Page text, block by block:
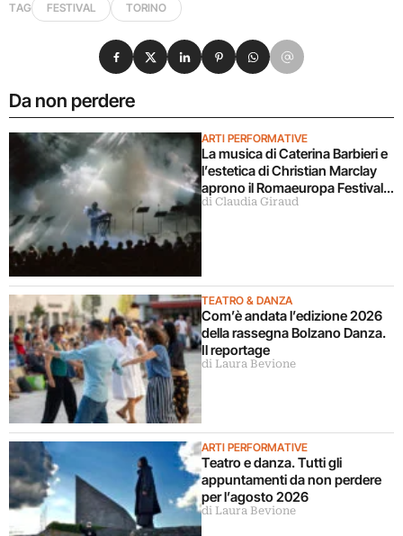
TAG FESTIVAL TORINO
Da non perdere
ARTI PERFORMATIVE
La musica di Caterina Barbieri e
l’estetica di Christian Marclay
aprono il Romaeuropa Festival
2026
di Claudia Giraud
TEATRO & DANZA
Com’è andata l’edizione 2026
della rassegna Bolzano Danza.
Il reportage
di Laura Bevione
ARTI PERFORMATIVE
Teatro e danza. Tutti gli
appuntamenti da non perdere
per l’agosto 2026
di Laura Bevione
Condividi su Facebook
Condividi su X
Condividi su LinkedIn
Condividi su Pinterest
Condividi su WhatsApp
Condividi su Email